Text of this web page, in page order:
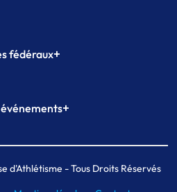
fédéraux+
Formation
+
de Paris indoor
de Paris
d'Athlétisme - Tous Droits Réservés